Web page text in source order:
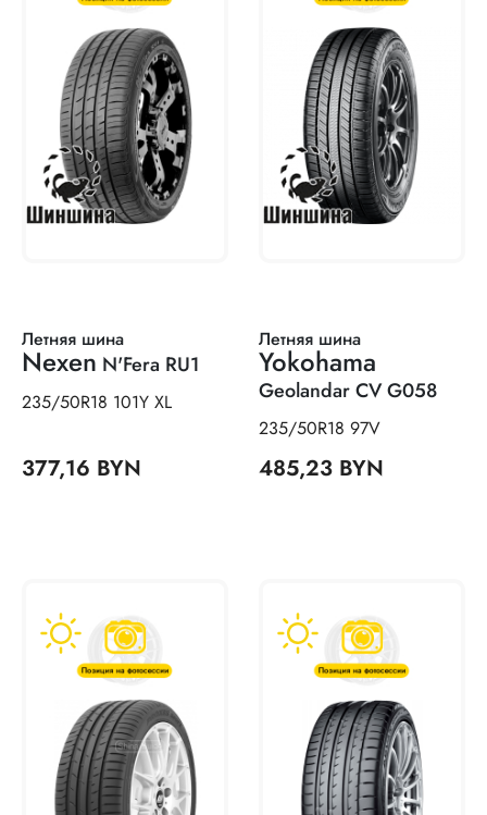
Летняя шина
Nexen N'Fera RU1
235/50R18 101Y XL
377,16 BYN
Летняя шина
Yokohama
Geolandar CV G058
235/50R18 97V
485,23 BYN